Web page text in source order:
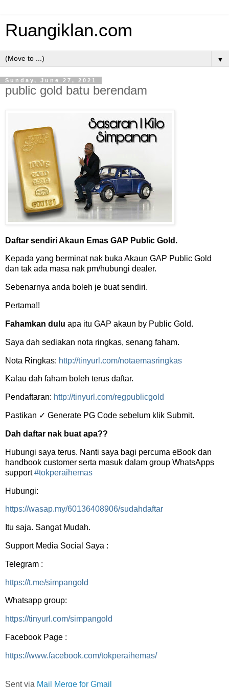
Ruangiklan.com
▼
Sunday, June 27, 2021
public gold batu berendam
Daftar sendiri Akaun Emas GAP Public Gold.
Kepada yang berminat nak buka Akaun GAP Public Gold
dan tak ada masa nak pm/hubungi dealer.
Sebenarnya anda boleh je buat sendiri.
Pertama!!
Fahamkan dulu apa itu GAP akaun by Public Gold.
Saya dah sediakan nota ringkas, senang faham.
Nota Ringkas: http://tinyurl.com/notaemasringkas
Kalau dah faham boleh terus daftar.
Pendaftaran: http://tinyurl.com/regpublicgold
Pastikan ✓ Generate PG Code sebelum klik Submit.
Dah daftar nak buat apa??
Hubungi saya terus. Nanti saya bagi percuma eBook dan
handbook customer serta masuk dalam group WhatsApps
support#tokperaihemas
Hubungi:
https://wasap.my/60136408906/sudahdaftar
Itu saja. Sangat Mudah.
Support Media Social Saya :
Telegram :
https://t.me/simpangold
Whatsapp group:
https://tinyurl.com/simpangold
Facebook Page :
https://www.facebook.com/tokperaihemas/
Sent via Mail Merge for Gmail